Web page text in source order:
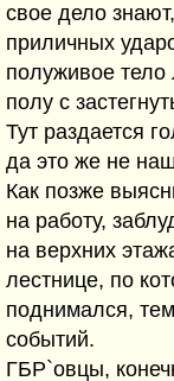
свое дело
приличных
полуживое тело
полу с
Тут раздается
да это же не
Как позже
на работу,
на верхних
лестнице, по
поднимался,
событий.
ГБР`овцы,